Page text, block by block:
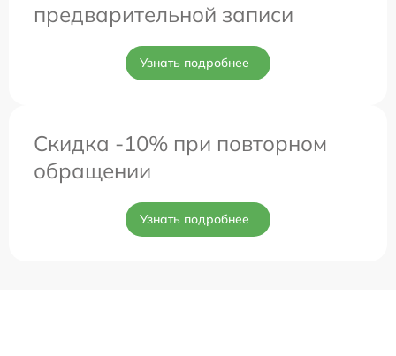
предварительной записи
Узнать подробнее
Скидка -10% при повторном
обращении
Узнать подробнее